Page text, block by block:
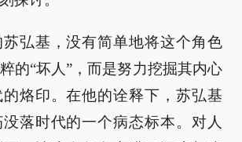
弘基，没有简单地将这个角色
的“坏人”，而是努力挖掘其内心
烙印。在他的诠释下，苏弘基
落时代的一个病态标本。对人